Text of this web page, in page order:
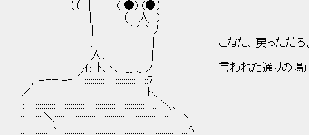
（（ ｜ ( ●) (●）
. ｜ （___人__）
| ｀ ⌒´ﾉ
.| | こなた、戻っただろ
人､ |
,ｲ:. ﾄ､ヽ、 __ ,_ ノ 言われた通りの場所の
,. -ｰｰ -‐ ´::::::::::::::::::::::::::::::::7
／..::::::::::::::::::::::::::::::::::::::::::::::::::::::ト、
.:::::::::::::::::::::::::::::::::::::::::::::::::::::::::::::::.. ＼､_
::::::::::.＼:::::::::::::::::::::::::::::::::::::::::::::::::::::::..... ヽ
:::::::::::::..ヽ:::::::::::::::::::::::::::::::::::::::::::::::::::::::::::...ﾍ